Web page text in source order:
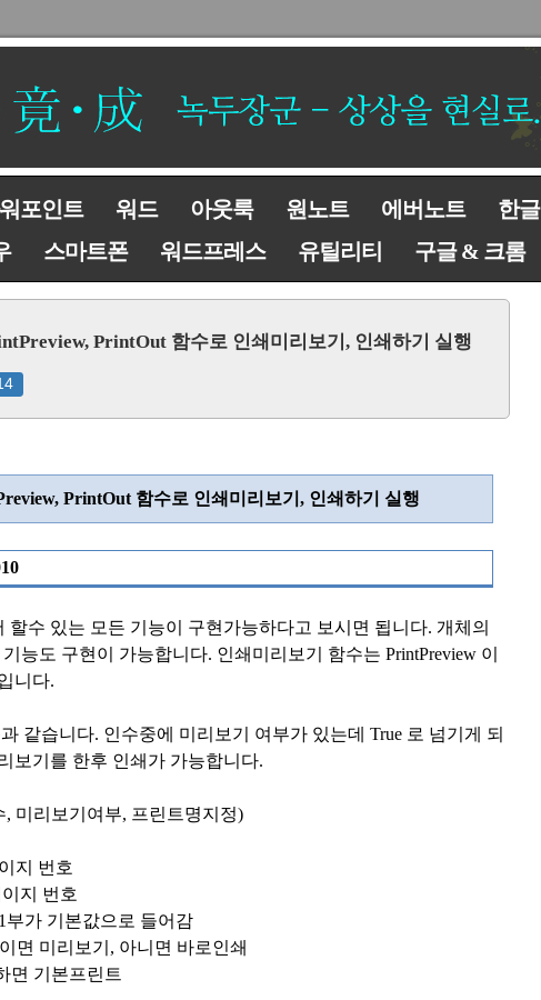
포인트 워드 아웃룩 원노트 에버노트 한글
스마트폰 워드프레스 유틸리티 구글 & 크롬
PrintOut 함수로 인쇄미리보기, 인쇄하기 실행
PrintOut 함수로 인쇄미리보기 , 인쇄하기 실행
할수 있는 모든 기능이 구현가능하다고 보시면 됩니다. 개체의
능도 구현이 가능합니다. 인쇄미리보기 함수는 PrintPreview 이
니다.
같습니다. 인수중에 미리보기 여부가 있는데 True 로 넘기게 되
보기를 한후 인쇄가 가능합니다.
, 미리보기여부, 프린트명지정)
지 번호
지 번호
1 부가 기본값으로 들어감
이면 미리보기 , 아니면 바로인쇄
면 기본프린트